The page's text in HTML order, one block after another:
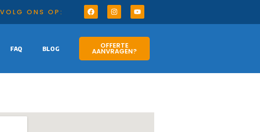
VOLG ONS OP:
FAQ BLOG OFFERTE
AANVRAGEN?